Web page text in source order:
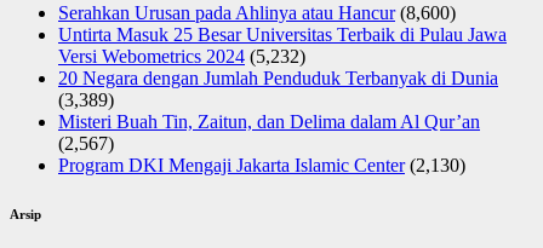
Serahkan Urusan pada Ahlinya atau Hancur (8,600)
Untirta Masuk 25 Besar Universitas Terbaik di Pulau Jawa
Versi Webometrics 2024 (5,232)
20 Negara dengan Jumlah Penduduk Terbanyak di Dunia
(3,389)
Misteri Buah Tin, Zaitun, dan Delima dalam Al Qur’an
(2,567)
Program DKI Mengaji Jakarta Islamic Center (2,130)
Arsip